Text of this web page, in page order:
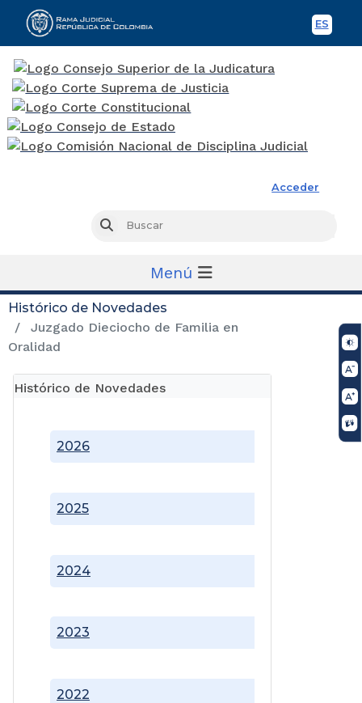
ES
Acceder
Buscar
Menú
Histórico de Novedades
Juzgado Dieciocho de Familia en
Oralidad
Histórico de Novedades
2022
2023
2024
2025
2026